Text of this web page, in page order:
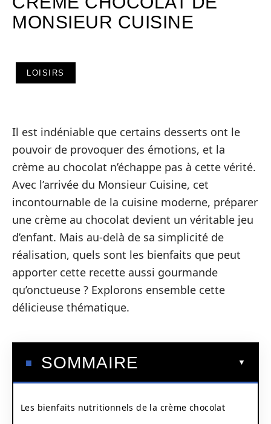
MONSIEUR CUISINE
LOISIRS
Il est indéniable que certains desserts ont le
pouvoir de provoquer des émotions, et la
crème au chocolat n’échappe pas à cette vérité.
Avec l’arrivée du Monsieur Cuisine, cet
incontournable de la cuisine moderne, préparer
une crème au chocolat devient un véritable jeu
d’enfant. Mais au-delà de sa simplicité de
réalisation, quels sont les bienfaits que peut
apporter cette recette aussi gourmande
qu’onctueuse ? Explorons ensemble cette
délicieuse thématique.
SOMMAIRE
Les bienfaits nutritionnels de la crème chocolat